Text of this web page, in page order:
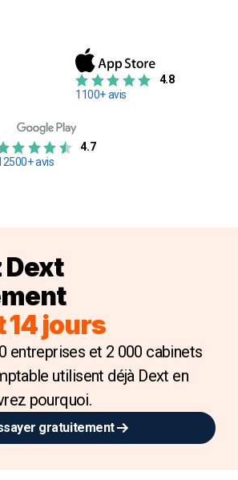
4.8
1100+ avis
4.7
avis
Dext
14 jours
entreprises et 2 000 cabinets
utilisent déjà Dext en
pourquoi.
gratuitement